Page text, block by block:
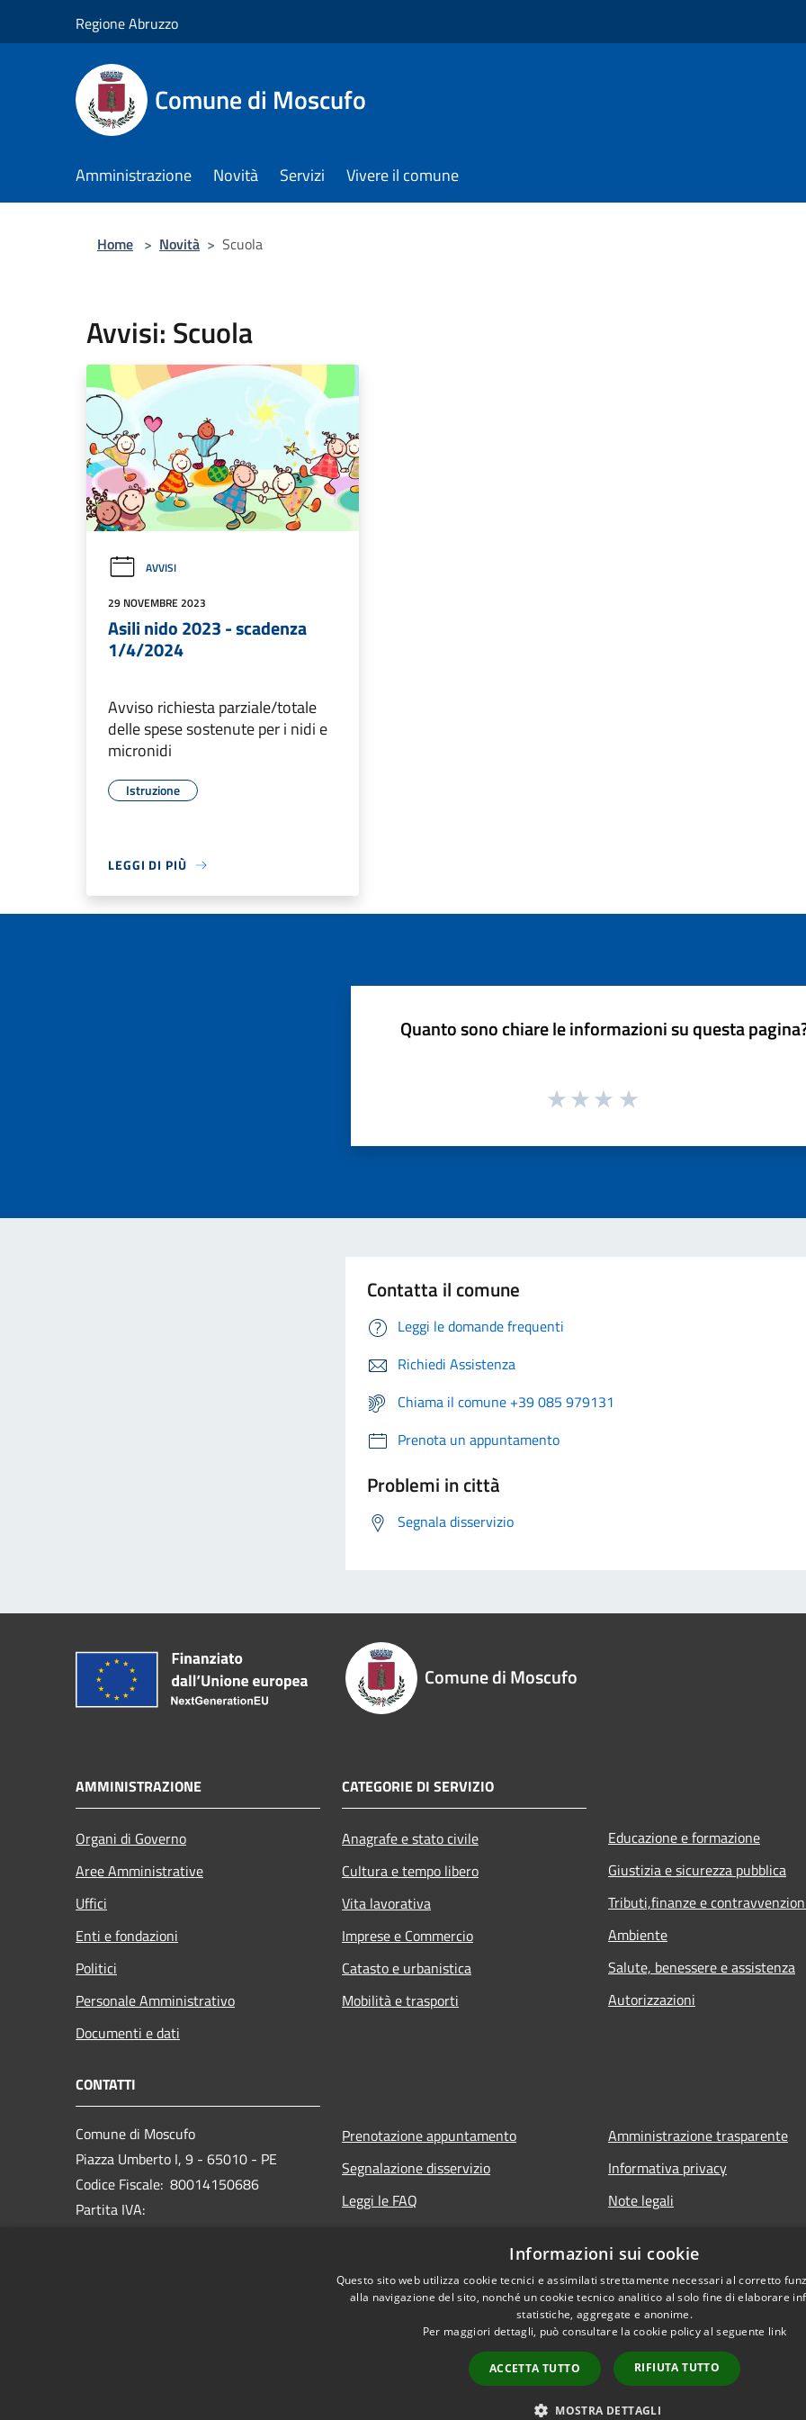
Regione Abruzzo
Comune di Moscufo
Amministrazione Novità Servizi Vivere il comune
Home > Novità > Scuola
Avvisi: Scuola
AVVISI
29 NOVEMBRE 2023
Asili nido 2023 - scadenza
1/4/2024
Avviso richiesta parziale/totale
delle spese sostenute per i nidi e
micronidi
Istruzione
LEGGI DI PIÙ
Quanto sono chiare le informazioni su questa
Contatta il comune
Leggi le domande frequenti
Richiedi Assistenza
Chiama il comune +39 085 979131
Prenota un appuntamento
Problemi in città
Segnala disservizio
Comune di Moscufo
AMMINISTRAZIONE
Organi di Governo
Aree Amministrative
Uffici
Enti e fondazioni
Politici
Personale Amministrativo
Documenti e dati
CATEGORIE DI SERVIZIO
Anagrafe e stato civile
Cultura e tempo libero
Vita lavorativa
Imprese e Commercio
Catasto e urbanistica
Mobilità e trasporti
Educazione e formazione
Giustizia e sicurezza pubblica
Tributi,finanze e
Ambiente
Salute, benessere e assistenza
Autorizzazioni
CONTATTI
Comune di Moscufo
Piazza Umberto I, 9 - 65010 - PE
Codice Fiscale: 80014150686
Partita IVA:
protocollo@pec.comunedimoscufo.it
Prenotazione appuntamento
Segnalazione disservizio
Leggi le FAQ
Amministrazione trasparente
Informativa privacy
Note legali
Copyright © 2026 • Comune
Informazioni sui cookie
Questo sito web utilizza cookie tecnici e assimilati strettamente necessari al corretto
alla navigazione del sito, nonché un cookie tecnico analitico al solo fine di elaborare
statistiche, aggregate e anonime.
Per maggiori dettagli, può consultare la cookie policy al seguente link
ACCETTA TUTTO RIFIUTA TUTTO
MOSTRA DETTAGLI